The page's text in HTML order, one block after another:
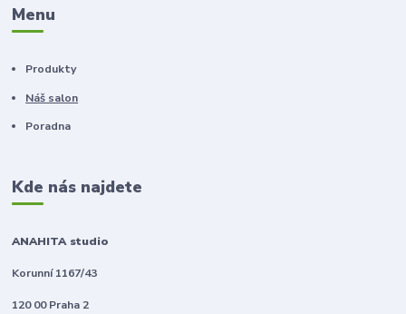
Menu
Produkty
Náš salon
Poradna
Kde nás najdete
ANAHITA studio
Korunní 1167/43
120 00 Praha 2